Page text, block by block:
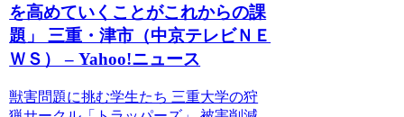
を高めていくことがこれからの課
題」 三重・津市（中京テレビＮＥ
ＷＳ） – Yahoo!ニュース
獣害問題に挑む学生たち 三重大学の狩